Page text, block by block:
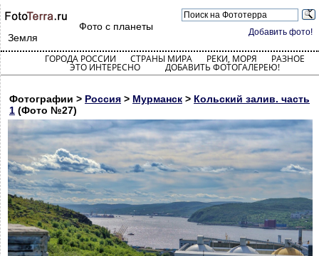
Добавить фото!
Фото с планеты
Земля
ГОРОДА РОССИИ СТРАНЫ МИРА РЕКИ, МОРЯ РАЗНОЕ
ЭТО ИНТЕРЕСНО ДОБАВИТЬ ФОТОГАЛЕРЕЮ!
Фотографии > Россия > Мурманск > Кольский залив. часть
1 (Фото №27)